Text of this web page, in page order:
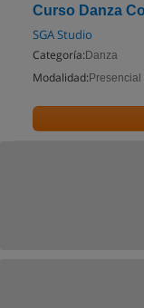
Curso Danza
SGA Studio
Categoría: Danza
Modalidad: Presencial